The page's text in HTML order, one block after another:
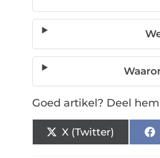
Goed artikel? Deel
X (Twitter)